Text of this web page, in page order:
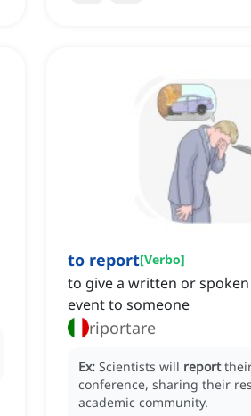
to report[Verbo]
to give a written or
event to someone
riportare
Ex: Scientists will report
conference, sharing their
academic community.